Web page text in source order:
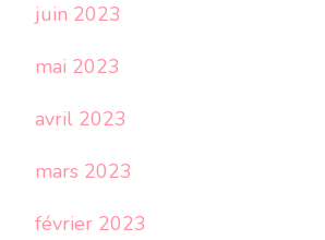
juin 2023
mai 2023
avril 2023
mars 2023
février 2023